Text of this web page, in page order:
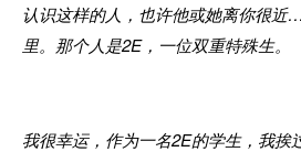
认识这样的人，也许他或她离你很近
里。 那个人是2E，一位双重特殊生。
我很幸运，作为一名2E的学生，我挨